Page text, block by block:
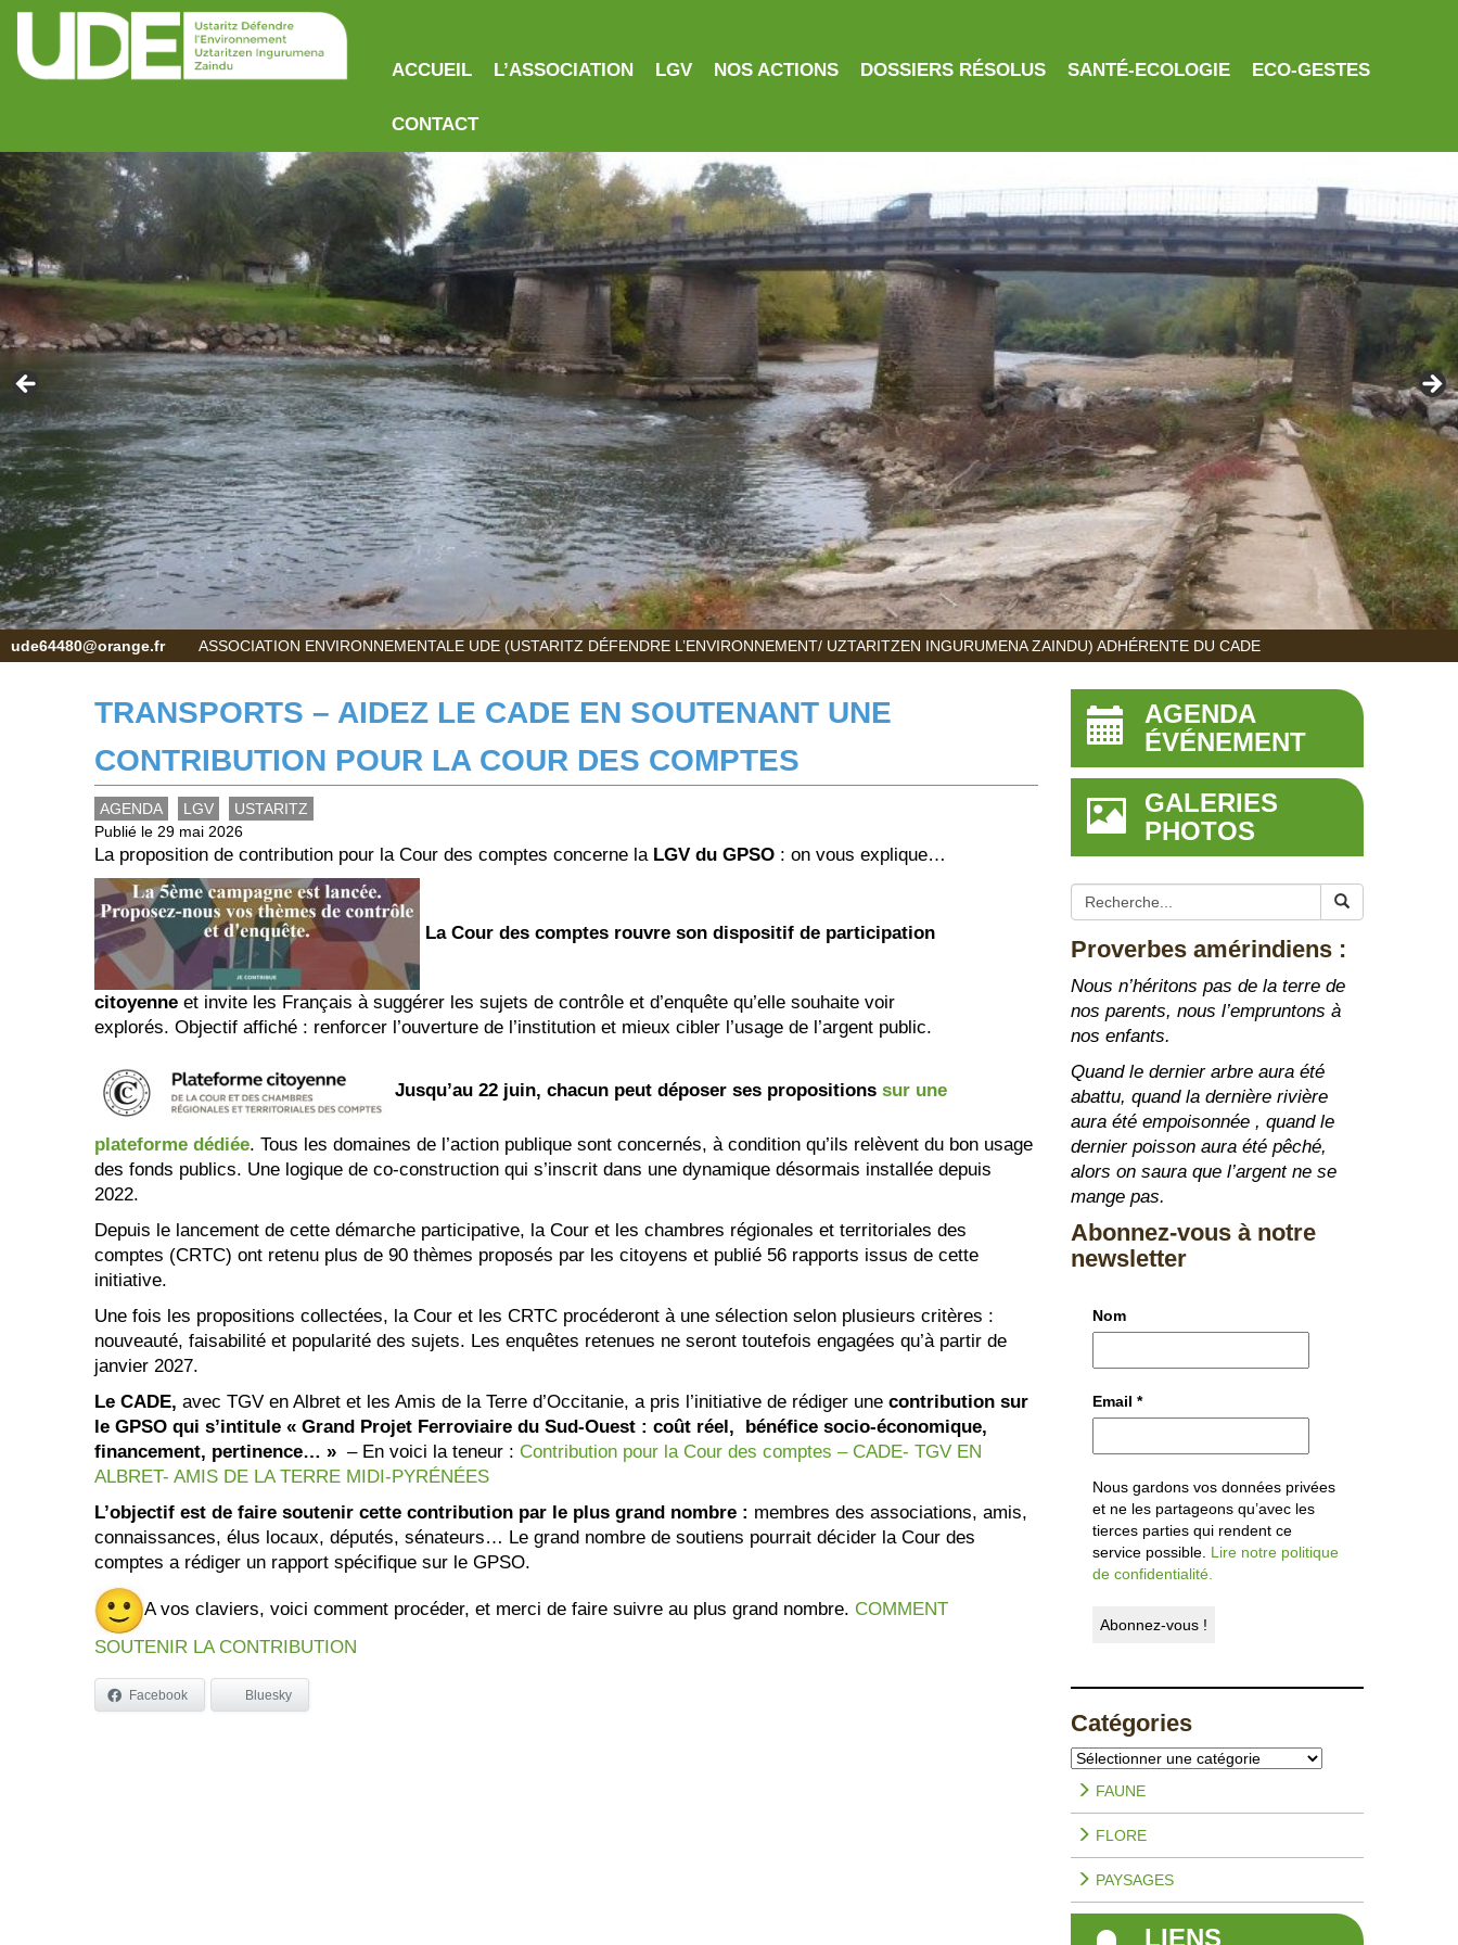
ACCUEIL L’ASSOCIATION LGV NOS ACTIONS DOSSIERS RÉSOLUS SANTÉ-ECOLOGIE ECO-GESTES
CONTACT
ASSOCIATION ENVIRONNEMENTALE UDE (USTARITZ DÉFENDRE L’ENVIRONNEMENT/ UZTARITZEN INGURUMENA ZAINDU) ADHÉRENTE DU CADE
ude64480@orange.fr
TRANSPORTS – AIDEZ LE CADE EN SOUTENANT UNE
CONTRIBUTION POUR LA COUR DES COMPTES
AGENDA LGV
USTARITZ
Publié le 29 mai 2026
La proposition de contribution pour la Cour des comptes concerne la LGV du GPSO : on vous explique…
La Cour des comptes rouvre son dispositif de participation
citoyenne et invite les Français à suggérer les sujets de contrôle et d’enquête qu’elle souhaite voir
explorés. Objectif affiché : renforcer l’ouverture de l’institution et mieux cibler l’usage de l’argent public.
Jusqu’au 22 juin, chacun peut déposer ses propositions sur une
plateforme dédiée. Tous les domaines de l’action publique sont concernés, à condition qu’ils relèvent du bon usage
des fonds publics. Une logique de co-construction qui s’inscrit dans une dynamique désormais installée depuis
2022.
Depuis le lancement de cette démarche participative, la Cour et les chambres régionales et territoriales des
comptes (CRTC) ont retenu plus de 90 thèmes proposés par les citoyens et publié 56 rapports issus de cette
initiative.
Une fois les propositions collectées, la Cour et les CRTC procéderont à une sélection selon plusieurs critères :
nouveauté, faisabilité et popularité des sujets. Les enquêtes retenues ne seront toutefois engagées qu’à partir de
janvier 2027.
Le CADE, avec TGV en Albret et les Amis de la Terre d’Occitanie, a pris l’initiative de rédiger une contribution sur
le GPSO qui s’intitule « Grand Projet Ferroviaire du Sud-Ouest : coût réel, bénéfice socio-économique,
financement, pertinence… » – En voici la teneur : Contribution pour la Cour des comptes – CADE- TGV EN
ALBRET- AMIS DE LA TERRE MIDI-PYRÉNÉES
L’objectif est de faire soutenir cette contribution par le plus grand nombre : membres des associations, amis,
connaissances, élus locaux, députés, sénateurs… Le grand nombre de soutiens pourrait décider la Cour des
comptes a rédiger un rapport spécifique sur le GPSO.
A vos claviers, voici comment procéder, et merci de faire suivre au plus grand nombre. COMMENT
SOUTENIR LA CONTRIBUTION
Facebook Bluesky
AGENDA
ÉVÉNEMENT
GALERIES
PHOTOS
Proverbes amérindiens :
Nous n’héritons pas de la terre de
nos parents, nous l’empruntons à
nos enfants.
Quand le dernier arbre aura été
abattu, quand la dernière rivière
aura été empoisonnée , quand le
dernier poisson aura été pêché,
alors on saura que l’argent ne se
mange pas.
Abonnez-vous à notre
newsletter
Nom
Email *
Nous gardons vos données privées
et ne les partageons qu’avec les
tierces parties qui rendent ce
service possible. Lire notre politique
de confidentialité.
Catégories
Catégories
FAUNE
FLORE
PAYSAGES
LIENS